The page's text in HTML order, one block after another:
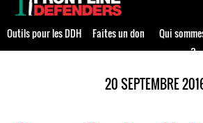
20 SEPTEMBRE
top
Outils pour les DDH Faites un don
Qui
?